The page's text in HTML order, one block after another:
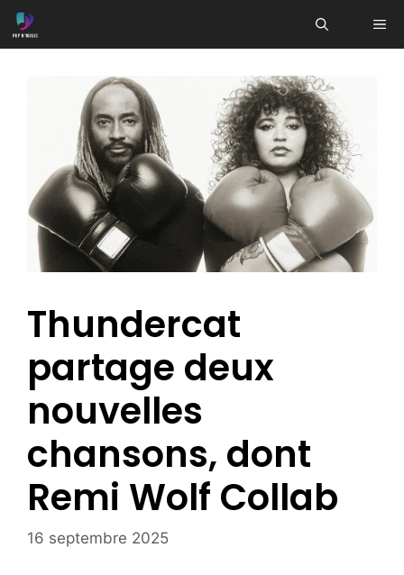
Aller
au
Thundercat
partage deux
nouvelles
chansons, dont
Remi Wolf Collab
16 septembre 2025